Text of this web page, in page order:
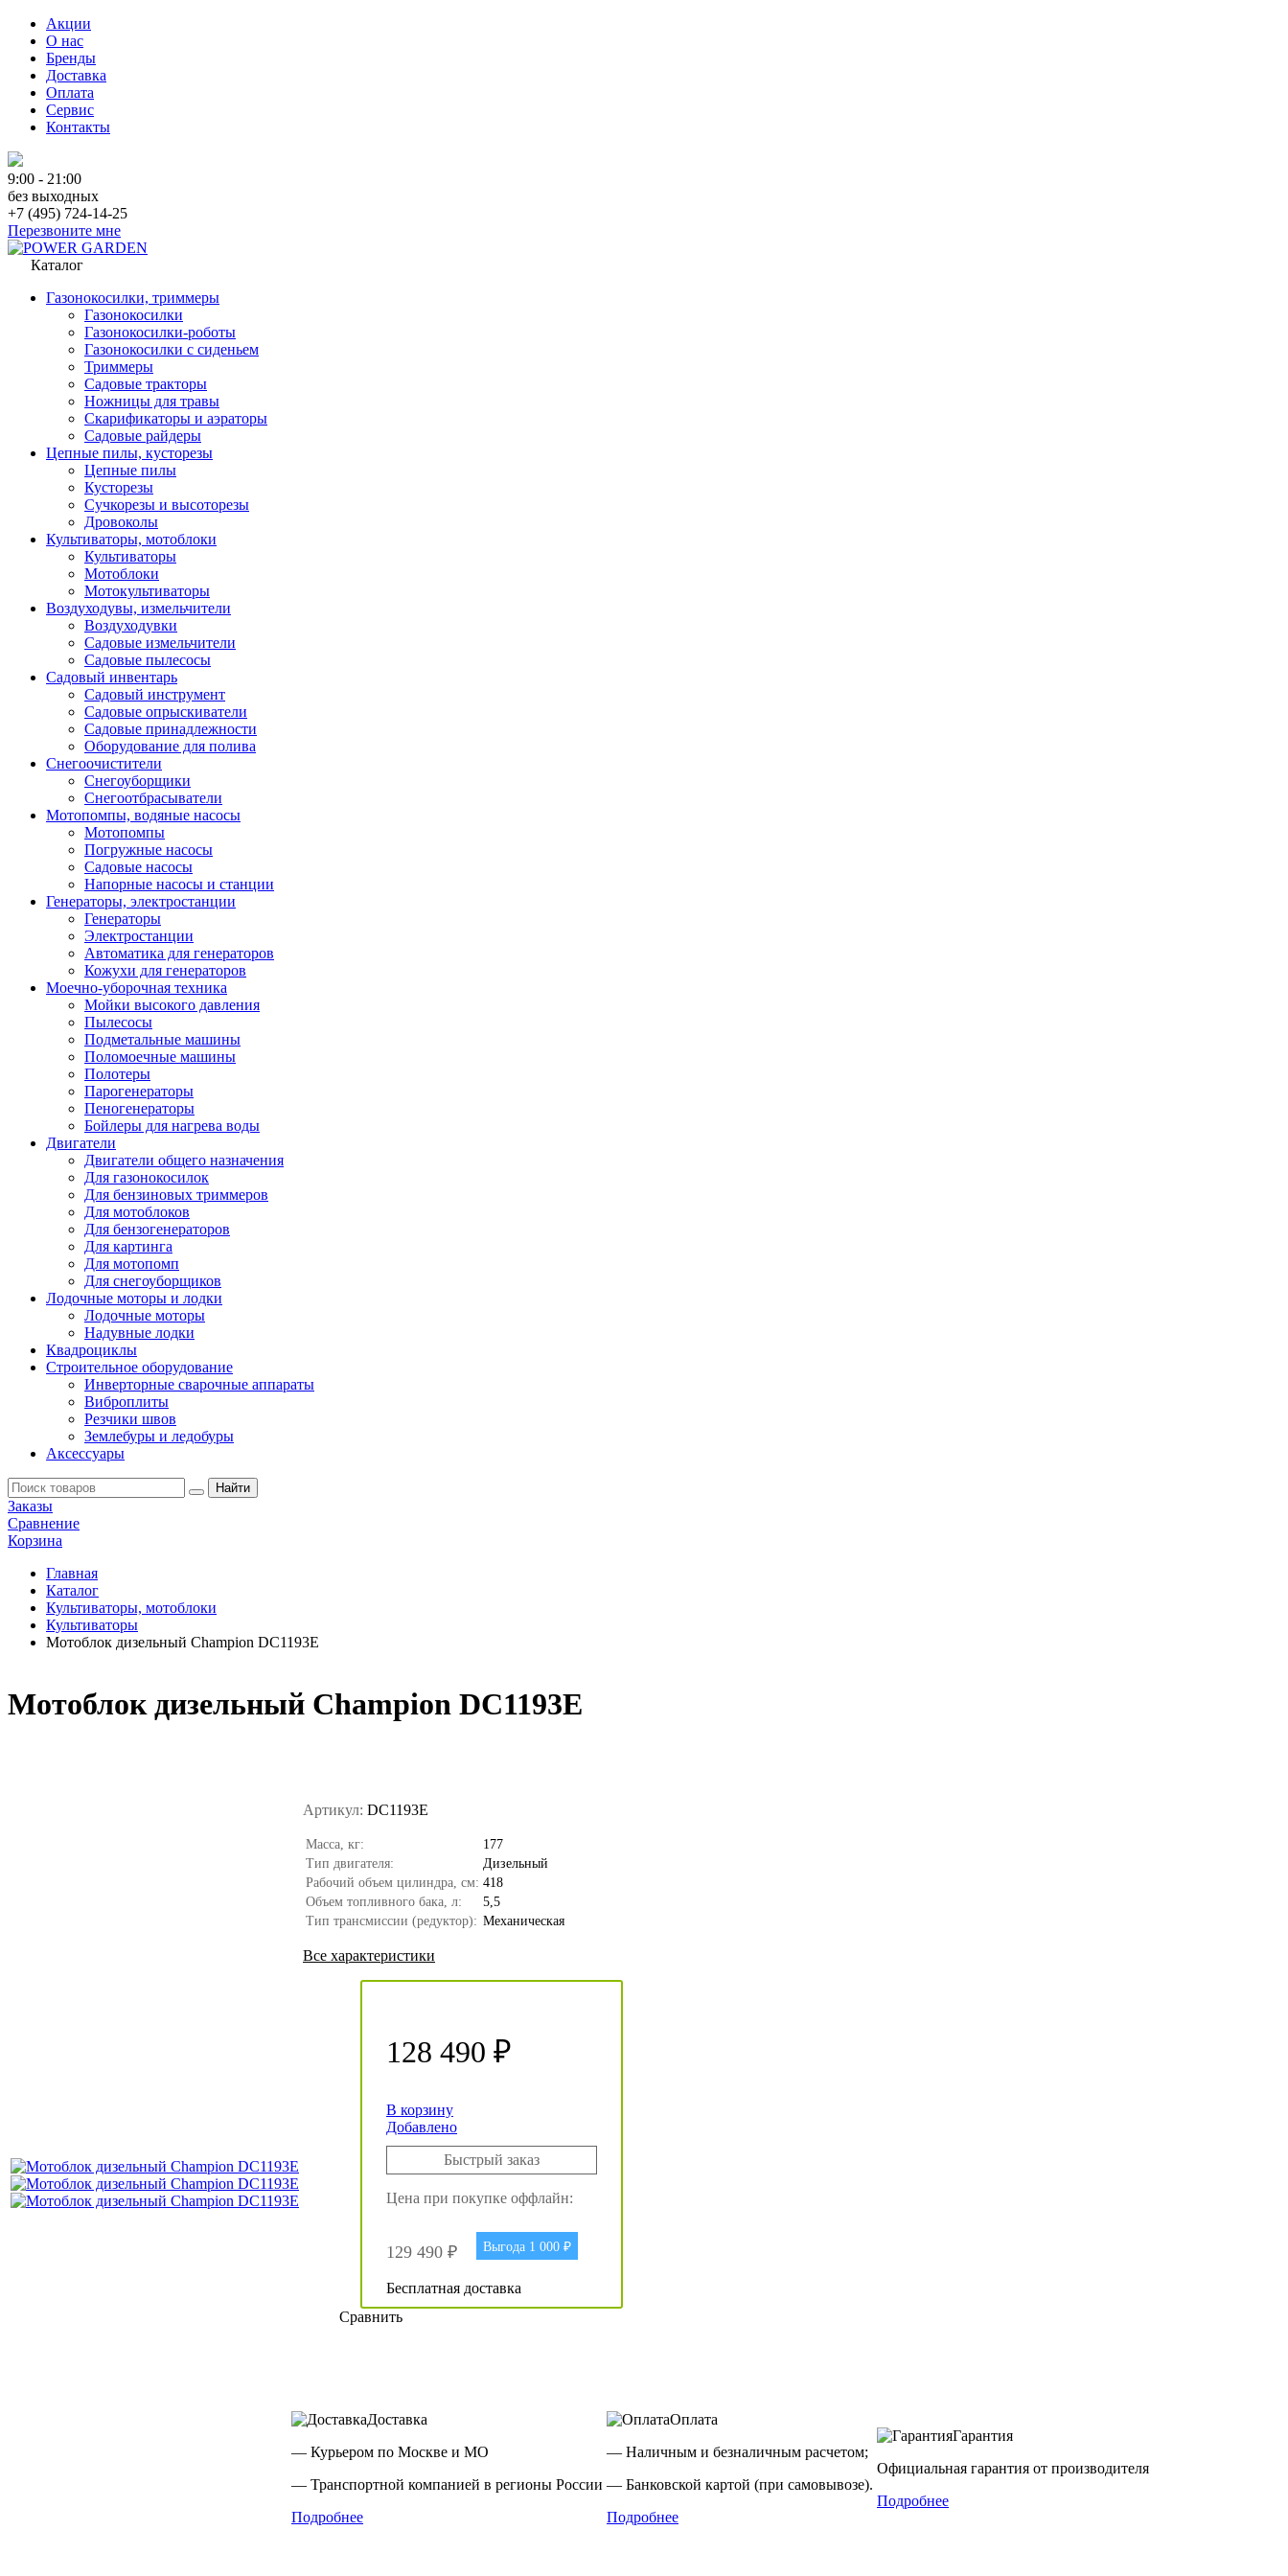
Акции
О нас
Бренды
Доставка
Оплата
Сервис
Контакты
9:00 - 21:00
без выходных
+7 (495) 724-14-25
Перезвоните мне
Каталог
Газонокосилки, триммеры
Газонокосилки
Газонокосилки-роботы
Газонокосилки с сиденьем
Триммеры
Садовые тракторы
Ножницы для травы
Скарификаторы и аэраторы
Садовые райдеры
Цепные пилы, кусторезы
Цепные пилы
Кусторезы
Сучкорезы и высоторезы
Дровоколы
Культиваторы, мотоблоки
Культиваторы
Мотоблоки
Мотокультиваторы
Воздуходувы, измельчители
Воздуходувки
Садовые измельчители
Садовые пылесосы
Садовый инвентарь
Садовый инструмент
Садовые опрыскиватели
Садовые принадлежности
Оборудование для полива
Снегоочистители
Снегоуборщики
Снегоотбрасыватели
Мотопомпы, водяные насосы
Мотопомпы
Погружные насосы
Садовые насосы
Напорные насосы и станции
Генераторы, электростанции
Генераторы
Электростанции
Автоматика для генераторов
Кожухи для генераторов
Моечно-уборочная техника
Мойки высокого давления
Пылесосы
Подметальные машины
Поломоечные машины
Полотеры
Парогенераторы
Пеногенераторы
Бойлеры для нагрева воды
Двигатели
Двигатели общего назначения
Для газонокосилок
Для бензиновых триммеров
Для мотоблоков
Для бензогенераторов
Для картинга
Для мотопомп
Для снегоуборщиков
Лодочные моторы и лодки
Лодочные моторы
Надувные лодки
Квадроциклы
Строительное оборудование
Инверторные сварочные аппараты
Виброплиты
Резчики швов
Землебуры и ледобуры
Аксессуары
Заказы
Сравнение
Корзина
Главная
Каталог
Культиваторы, мотоблоки
Культиваторы
Мотоблок дизельный Champion DC1193E
Мотоблок дизельный Champion DC1193E
Артикул: DC1193E
Масса, кг:
177
Тип двигателя:
Дизельный
Рабочий объем цилиндра, см: 418
Объем топливного бака, л:
5,5
Тип трансмиссии (редуктор): Механическая
Все характеристики
128 490 ₽
В корзину
Добавлено
Быстрый заказ
Цена при покупке оффлайн:
129 490 ₽ Выгода 1 000 ₽
Бесплатная доставка
Сравнить
Доставка
— Курьером по Москве и МО
— Транспортной компанией в регионы России
Подробнее
Оплата
— Наличным и безналичным расчетом;
— Банковской картой (при самовывозе).
Подробнее
Гарантия
Официальная гарантия от производителя
Подробнее